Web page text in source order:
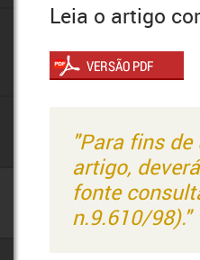
Leia o artigo
"Para fins
artigo,
fonte
n.9.610/98)."